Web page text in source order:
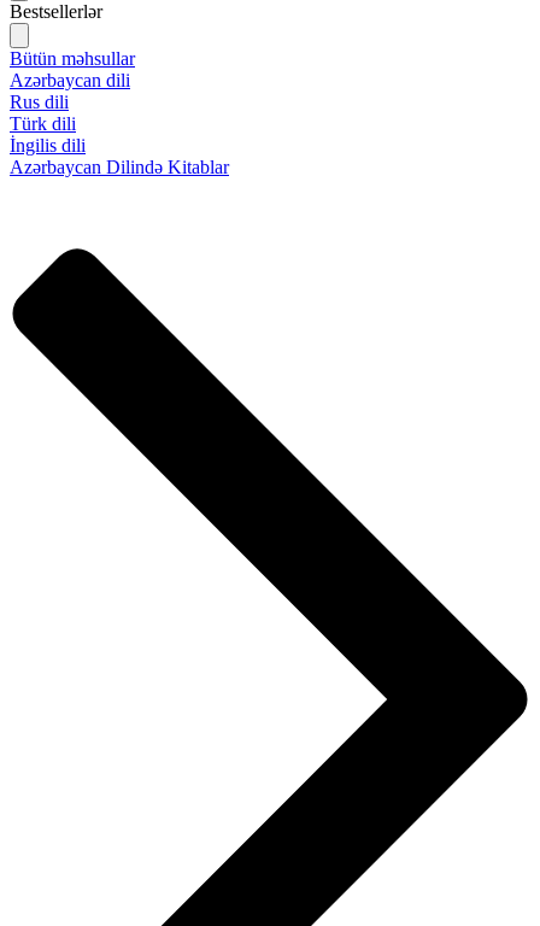
Bestsellerlər
Bütün məhsullar
Azərbaycan dili
Rus dili
Türk dili
İngilis dili
Azərbaycan Dilində Kitablar